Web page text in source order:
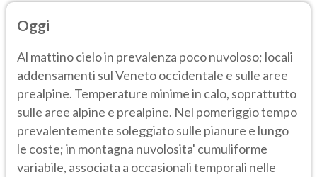
Oggi
Al mattino cielo in prevalenza poco nuvoloso; locali
addensamenti sul Veneto occidentale e sulle aree
prealpine. Temperature minime in calo, soprattutto
sulle aree alpine e prealpine. Nel pomeriggio tempo
prevalentemente soleggiato sulle pianure e lungo
le coste; in montagna nuvolosita' cumuliforme
variabile, associata a occasionali temporali nelle